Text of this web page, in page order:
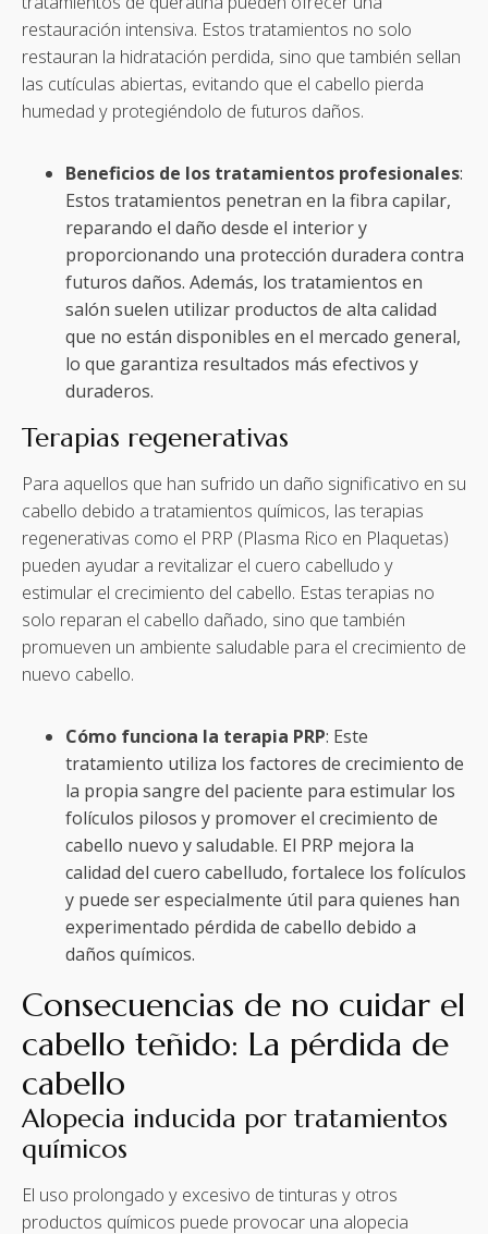
restauración intensiva. Estos tratamientos no solo
restauran la hidratación perdida, sino que también sellan
las cutículas abiertas, evitando que el cabello pierda
humedad y protegiéndolo de futuros daños.
Beneficios de los tratamientos profesionales:
Estos tratamientos penetran en la fibra capilar,
reparando el daño desde el interior y
proporcionando una protección duradera contra
futuros daños. Además, los tratamientos en
salón suelen utilizar productos de alta calidad
que no están disponibles en el mercado general,
lo que garantiza resultados más efectivos y
duraderos.
Terapias regenerativas
Para aquellos que han sufrido un daño significativo en su
cabello debido a tratamientos químicos, las terapias
regenerativas como el PRP (Plasma Rico en Plaquetas)
pueden ayudar a revitalizar el cuero cabelludo y
estimular el crecimiento del cabello. Estas terapias no
solo reparan el cabello dañado, sino que también
promueven un ambiente saludable para el crecimiento de
nuevo cabello.
Cómo funciona la terapia PRP: Este
tratamiento utiliza los factores de crecimiento de
la propia sangre del paciente para estimular los
folículos pilosos y promover el crecimiento de
cabello nuevo y saludable. El PRP mejora la
calidad del cuero cabelludo, fortalece los folículos
y puede ser especialmente útil para quienes han
experimentado pérdida de cabello debido a
daños químicos.
Consecuencias de no cuidar el
cabello teñido: La pérdida de
cabello
Alopecia inducida por tratamientos
químicos
El uso prolongado y excesivo de tinturas y otros
productos químicos puede provocar una alopecia